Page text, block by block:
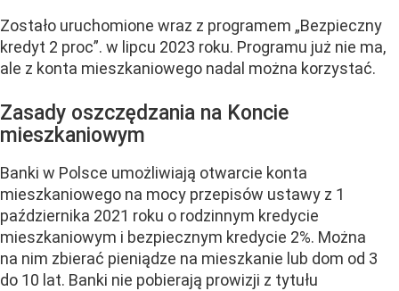
Zostało uruchomione wraz z programem „Bezpieczny
kredyt 2 proc”. w lipcu 2023 roku. Programu już nie ma,
ale z konta mieszkaniowego nadal można korzystać.
Zasady oszczędzania na Koncie
mieszkaniowym
Banki w Polsce umożliwiają otwarcie konta
mieszkaniowego na mocy przepisów ustawy z 1
października 2021 roku o rodzinnym kredycie
mieszkaniowym i bezpiecznym kredycie 2%. Można
na nim zbierać pieniądze na mieszkanie lub dom od 3
do 10 lat. Banki nie pobierają prowizji z tytułu